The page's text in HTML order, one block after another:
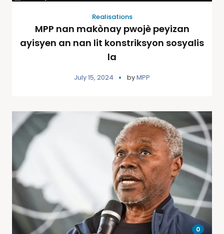
Realisations
MPP nan makònay pwojè peyizan
ayisyen an nan lit konstriksyon sosyalis
la
July 15, 2024 byMPP
0